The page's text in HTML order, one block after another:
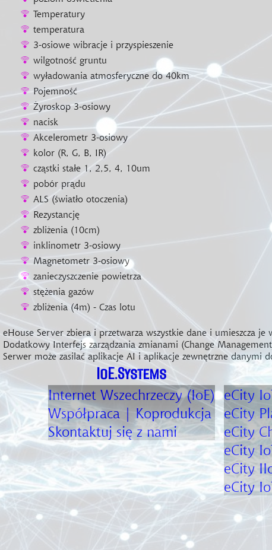
Temperatury
temperatura
3-osiowe wibracje i przyspieszenie
wilgotność gruntu
wyładowania atmosferyczne do 40km
Pojemność
Żyroskop 3-osiowy
nacisk
Akcelerometr 3-osiowy
kolor (R, G, B, IR)
cząstki stałe 1, 2,5, 4, 10um
pobór prądu
ALS (światło otoczenia)
Rezystancję
zbliżenia (10cm)
inklinometr 3-osiowy
Magnetometr 3-osiowy
zanieczyszczenie powietrza
stężenia gazów
zbliżenia (4m) - Czas lotu
eHouse Server zbiera i przetwarza wszystkie dane i umieszcza je
Dodatkowy Interfejs zarządzania zmianami (Change
Serwer może zasilać aplikacje AI i aplikacje zewnętrzne danymi
IoE.Systems
Internet Wszechrzeczy (IoE)
Współpraca | Koprodukcja
Skontaktuj się z nami
eCity
eCity
eCity
eCity
eCity
eCity